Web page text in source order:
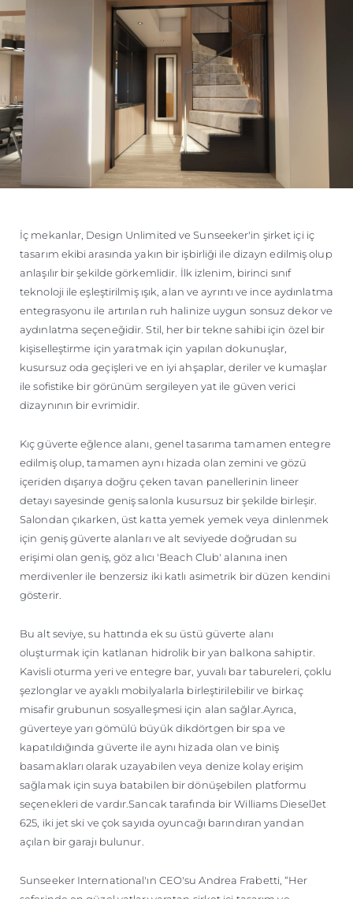
İç mekanlar, Design Unlimited ve Sunseeker'in şirket içi iç
tasarım ekibi arasında yakın bir işbirliği ile dizayn edilmiş olup
anlaşılır bir şekilde görkemlidir. İlk izlenim, birinci sınıf
teknoloji ile eşleştirilmiş ışık, alan ve ayrıntı ve ince aydınlatma
entegrasyonu ile artırılan ruh halinize uygun sonsuz dekor ve
aydınlatma seçeneğidir. Stil, her bir tekne sahibi için özel bir
kişiselleştirme için yaratmak için yapılan dokunuşlar,
kusursuz oda geçişleri ve en iyi ahşaplar, deriler ve kumaşlar
ile sofistike bir görünüm sergileyen yat ile güven verici
dizaynının bir evrimidir.
Kıç güverte eğlence alanı, genel tasarıma tamamen entegre
edilmiş olup, tamamen aynı hizada olan zemini ve gözü
içeriden dışarıya doğru çeken tavan panellerinin lineer
detayı sayesinde geniş salonla kusursuz bir şekilde birleşir.
Salondan çıkarken, üst katta yemek yemek veya dinlenmek
için geniş güverte alanları ve alt seviyede doğrudan su
erişimi olan geniş, göz alıcı 'Beach Club' alanına inen
merdivenler ile benzersiz iki katlı asimetrik bir düzen kendini
gösterir.
Bu alt seviye, su hattında ek su üstü güverte alanı
oluşturmak için katlanan hidrolik bir yan balkona sahiptir.
Kavisli oturma yeri ve entegre bar, yuvalı bar tabureleri, çoklu
şezlonglar ve ayaklı mobilyalarla birleştirilebilir ve birkaç
misafir grubunun sosyalleşmesi için alan sağlar.Ayrıca,
güverteye yarı gömülü büyük dikdörtgen bir spa ve
kapatıldığında güverte ile aynı hizada olan ve biniş
basamakları olarak uzayabilen veya denize kolay erişim
sağlamak için suya batabilen bir dönüşebilen platformu
seçenekleri de vardır.Sancak tarafında bir Williams DieselJet
625, iki jet ski ve çok sayıda oyuncağı barındıran yandan
açılan bir garajı bulunur.
Sunseeker International'ın CEO'su Andrea Frabetti, “Her